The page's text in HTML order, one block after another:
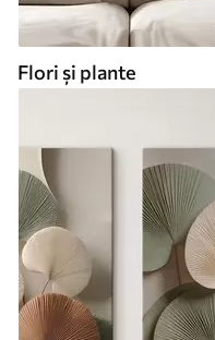
Flori și plante